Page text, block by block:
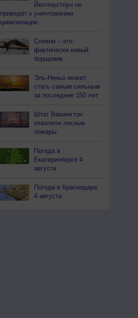
Йеллоустоун не
приведёт к уничтожению
цивилизации
Слизни – это
фактически новый
борщевик
Эль-Ниньо может
стать самым сильным
за последние 150 лет
Штат Вашингтон
охватили лесные
пожары
Погода в
Екатеринбурге 4
августа
Погода в Краснодаре
4 августа